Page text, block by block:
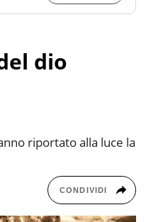
dio
riportato alla luce la
CONDIVIDI